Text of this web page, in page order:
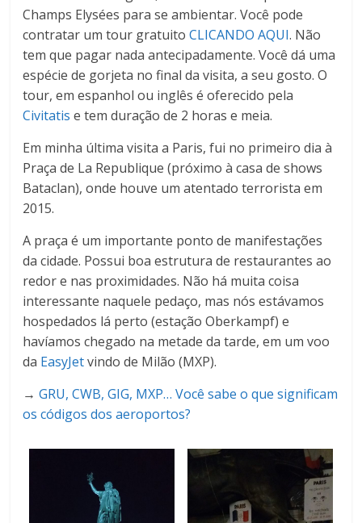
Champs Elysées para se ambientar. Você pode
contratar um tour gratuitoCLICANDO AQUI. Não
tem que pagar nada antecipadamente. Você dá uma
espécie de gorjeta no final da visita, a seu gosto. O
tour, em espanhol ou inglês é oferecido pela
Civitatis e tem duração de 2 horas e meia.
Em minha última visita a Paris, fui no primeiro dia à
Praça de La Republique (próximo à casa de shows
Bataclan), onde houve um atentado terrorista em
2015.
A praça é um importante ponto de manifestações
da cidade. Possui boa estrutura de restaurantes ao
redor e nas proximidades. Não há muita coisa
interessante naquele pedaço, mas nós estávamos
hospedados lá perto (estação Oberkampf) e
havíamos chegado na metade da tarde, em um voo
da EasyJetvindo de Milão (MXP).
→GRU, CWB, GIG, MXP… Você sabe o que significam
os códigos dos aeroportos?